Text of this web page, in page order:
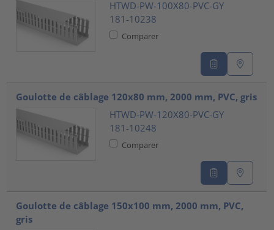
HTWD-PW-100X80-PVC-GY
181-10238
Comparer
Goulotte de câblage 120x80 mm, 2000 mm, PVC, gris
HTWD-PW-120X80-PVC-GY
181-10248
Comparer
Goulotte de câblage 150x100 mm, 2000 mm, PVC,
gris